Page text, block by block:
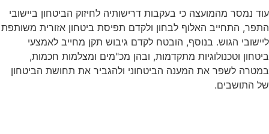
עוד נמסר מהמועצה כי בעקבות דרישותיה לחיזוק הביטחון ביישובי
התפר, התחייב האלוף לבחון ולקדם תפיסת ביטחון אזורית משותפת
ליישובי הגוש. בנוסף, הובטח לקדם גיבוש תקן מחייב לאמצעי
ביטחון וטכנולוגיות מתקדמות, ובהן מכ"מים ומצלמות חכמות,
במטרה לשפר את המענה הביטחוני ולהגביר את תחושת הביטחון
של התושבים.